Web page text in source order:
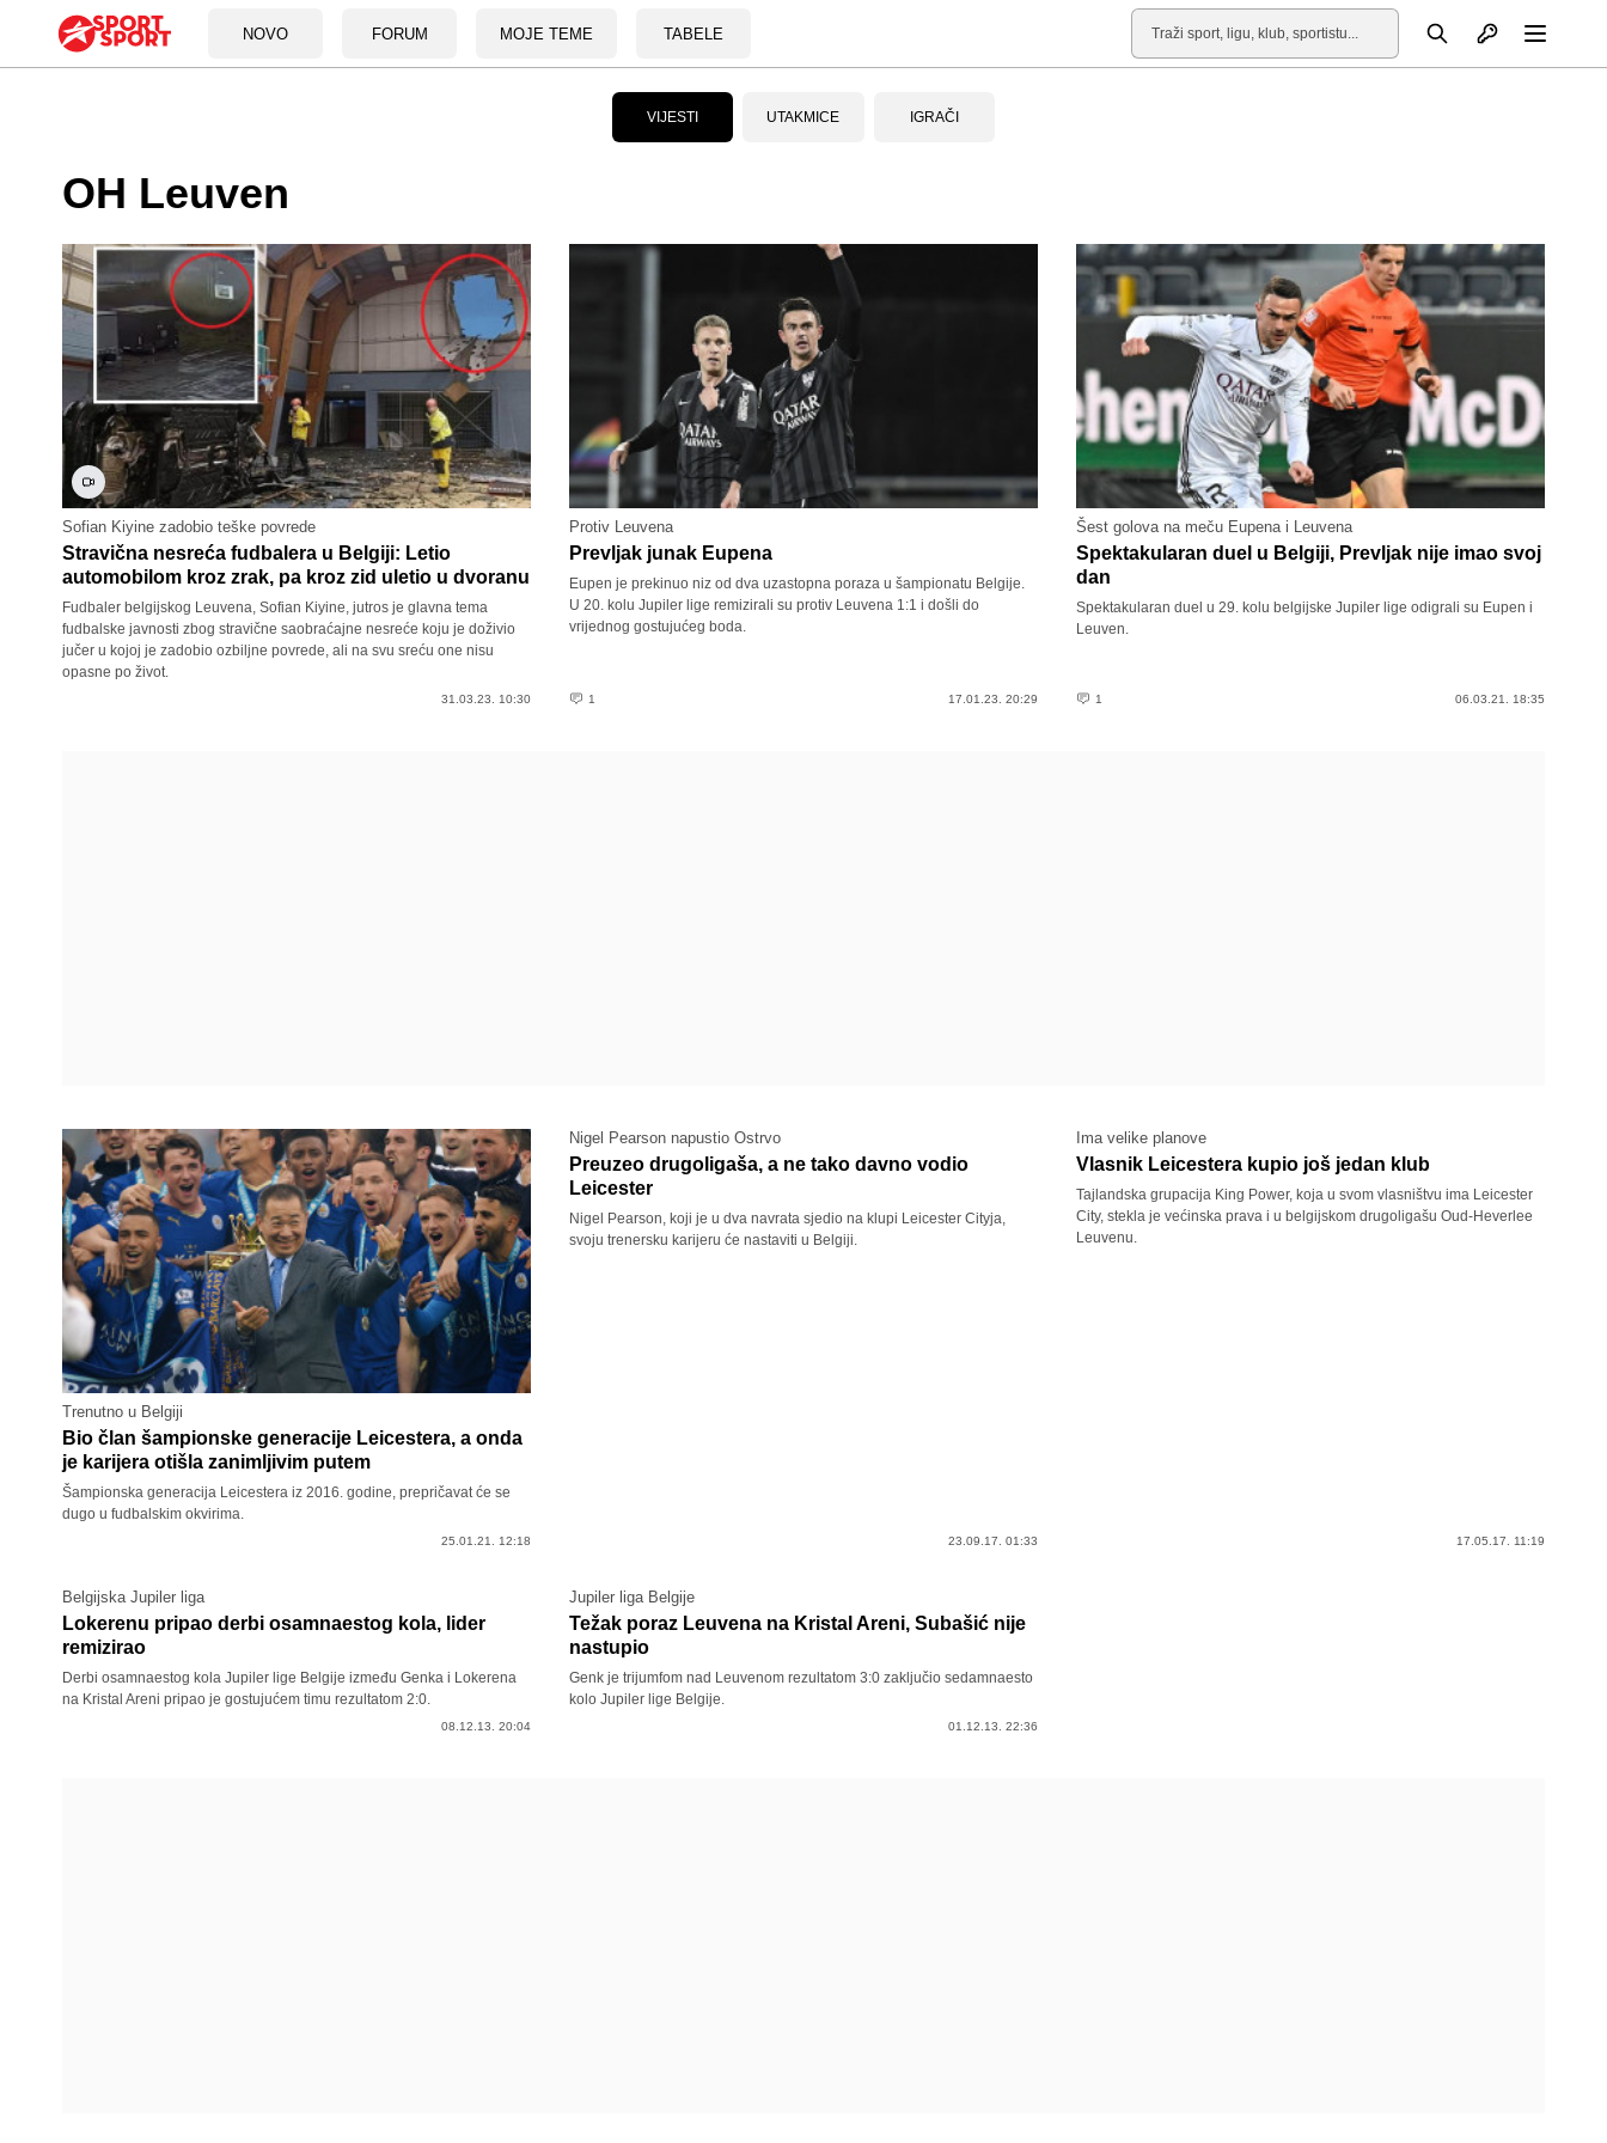
NOVO FORUM MOJE TEME TABELE
Pretraga Otvori profil
VIJESTI UTAKMICE IGRAČI
OH Leuven
Sofian Kiyine zadobio teške povrede
Stravična nesreća fudbalera u Belgiji: Letio
automobilom kroz zrak, pa kroz zid uletio u dvoranu
Fudbaler belgijskog Leuvena, Sofian Kiyine, jutros je glavna tema
fudbalske javnosti zbog stravične saobraćajne nesreće koju je doživio
jučer u kojoj je zadobio ozbiljne povrede, ali na svu sreću one nisu
opasne po život.
31.03.23. 10:30
Protiv Leuvena
Prevljak junak Eupena
Eupen je prekinuo niz od dva uzastopna poraza u šampionatu Belgije.
U 20. kolu Jupiler lige remizirali su protiv Leuvena 1:1 i došli do
vrijednog gostujućeg boda.
1 17.01.23. 20:29
Šest golova na meču Eupena i Leuvena
Spektakularan duel u Belgiji, Prevljak nije imao svoj
dan
Spektakularan duel u 29. kolu belgijske Jupiler lige odigrali su Eupen i
Leuven.
1 06.03.21. 18:35
Trenutno u Belgiji
Bio član šampionske generacije Leicestera, a onda
je karijera otišla zanimljivim putem
Šampionska generacija Leicestera iz 2016. godine, prepričavat će se
dugo u fudbalskim okvirima.
25.01.21. 12:18
Nigel Pearson napustio Ostrvo
Preuzeo drugoligaša, a ne tako davno vodio
Leicester
Nigel Pearson, koji je u dva navrata sjedio na klupi Leicester Cityja,
svoju trenersku karijeru će nastaviti u Belgiji.
23.09.17. 01:33
Ima velike planove
Vlasnik Leicestera kupio još jedan klub
Tajlandska grupacija King Power, koja u svom vlasništvu ima Leicester
City, stekla je većinska prava i u belgijskom drugoligašu Oud-Heverlee
Leuvenu.
17.05.17. 11:19
Belgijska Jupiler liga
Lokerenu pripao derbi osamnaestog kola, lider
remizirao
Derbi osamnaestog kola Jupiler lige Belgije između Genka i Lokerena
na Kristal Areni pripao je gostujućem timu rezultatom 2:0.
08.12.13. 20:04
Jupiler liga Belgije
Težak poraz Leuvena na Kristal Areni, Subašić nije
nastupio
Genk je trijumfom nad Leuvenom rezultatom 3:0 zaključio sedamnaesto
kolo Jupiler lige Belgije.
01.12.13. 22:36